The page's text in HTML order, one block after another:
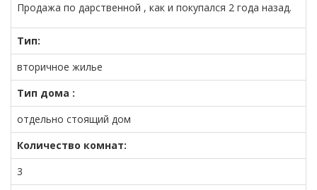
Продажа по дарственной , как и покупался 2 года назад.
Тип:
вторичное жилье
Тип дома :
отдельно стоящий дом
Количество комнат:
3